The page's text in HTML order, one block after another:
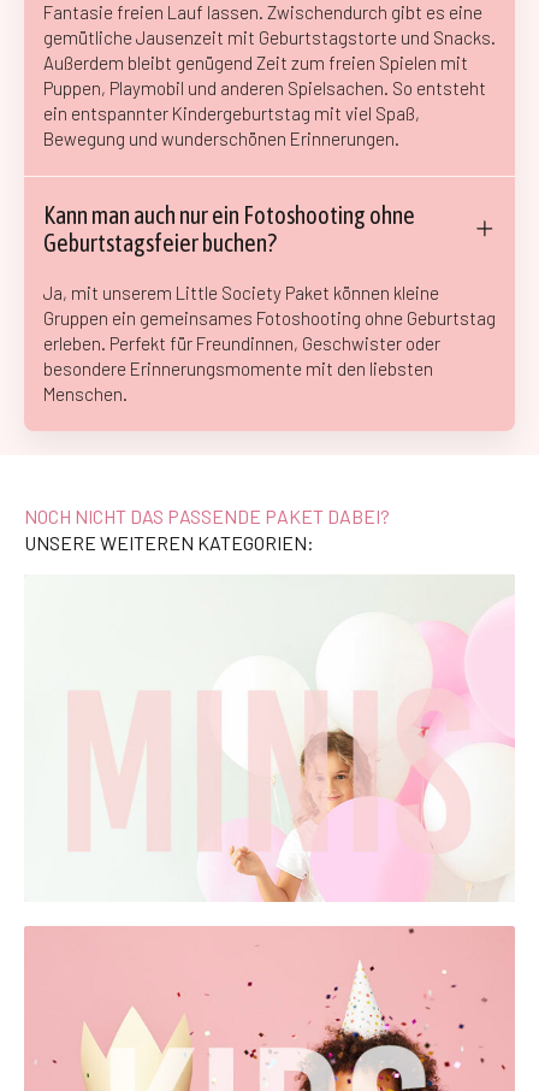
Fantasie freien Lauf lassen. Zwischendurch gibt es eine
gemütliche Jausenzeit mit Geburtstagstorte und Snacks.
Außerdem bleibt genügend Zeit zum freien Spielen mit
Puppen, Playmobil und anderen Spielsachen. So entsteht
ein entspannter Kindergeburtstag mit viel Spaß,
Bewegung und wunderschönen Erinnerungen.
Kann man auch nur ein Fotoshooting ohne
Geburtstagsfeier buchen?
Ja, mit unserem Little Society Paket können kleine
Gruppen ein gemeinsames Fotoshooting ohne Geburtstag
erleben. Perfekt für Freundinnen, Geschwister oder
besondere Erinnerungsmomente mit den liebsten
Menschen.
NOCH NICHT DAS PASSENDE PAKET DABEI?
UNSERE WEITEREN KATEGORIEN: